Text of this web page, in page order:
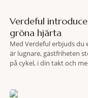
Verdeful
gröna hjärta
Med Verdeful erbjuds
är lugnare, gästfriheten
på cykel, i din takt och
travel när det